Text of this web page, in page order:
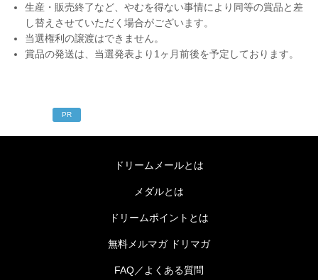
生産・販売終了など、やむを得ない事情により同等の賞品と差
し替えさせていただく場合がございます。
当選権利の譲渡はできません。
賞品の発送は、当選発表より1ヶ月前後を予定しております。
PR
ドリームメールとは
メダルとは
ドリームポイントとは
無料メルマガ ドリマガ
FAQ／よくある質問